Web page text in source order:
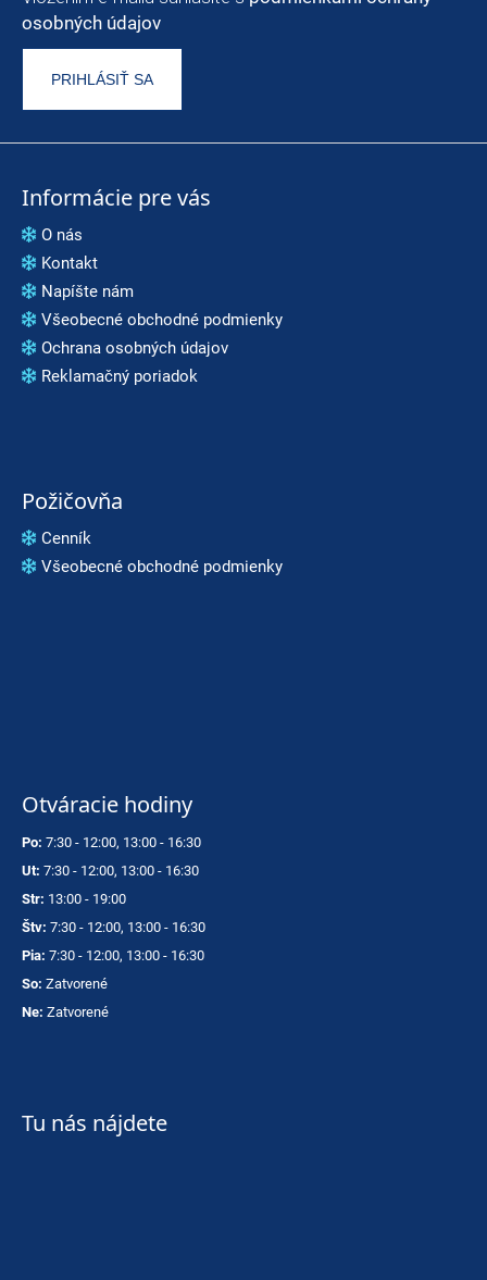
osobných údajov
PRIHLÁSIŤ SA
Informácie pre vás
O nás
Kontakt
Napíšte nám
Všeobecné obchodné podmienky
Ochrana osobných údajov
Reklamačný poriadok
Požičovňa
Cenník
Všeobecné obchodné podmienky
Otváracie hodiny
Po: 7:30 - 12:00, 13:00 - 16:30
Ut: 7:30 - 12:00, 13:00 - 16:30
Str: 13:00 - 19:00
Štv: 7:30 - 12:00, 13:00 - 16:30
Pia: 7:30 - 12:00, 13:00 - 16:30
So: Zatvorené
Ne: Zatvorené
Tu nás nájdete